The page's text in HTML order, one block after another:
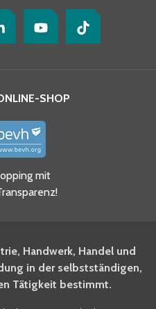
gelesen
diese.
Fachwissen
anmelden.
SHOP
mit
Handwerk, Handel und
in der selbstständigen,
Tätigkeit bestimmt.